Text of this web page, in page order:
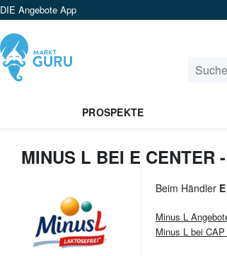
DIE Angebote App
PROSPEKTE
MINUS L BEI E CENTER
Beim Händler
Minus L
Minus L bei